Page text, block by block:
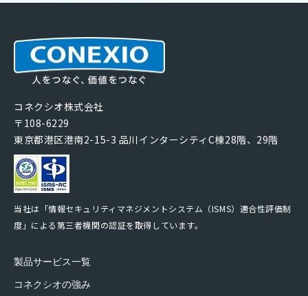
コネクシオ株式会社
〒108-6229
東京都港区港南2-15-3 品川インターシティC棟28階、29階
当社は「情報セキュリティマネジメントシステム（ISMS）適合性評価制
度」による第三者機関の認証を取得しています。
製品サービス一覧
コネクシオの強み